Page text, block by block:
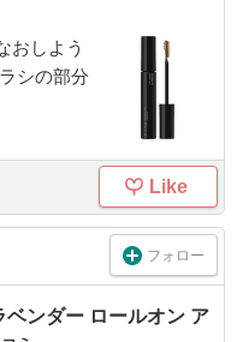
おしよう
シの部分
Like
フォロー
ベンダー ロールオン ア